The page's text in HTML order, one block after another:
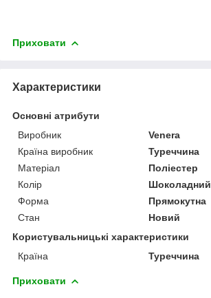
Приховати
Характеристики
Основні атрибути
Виробник
Venera
Країна виробник
Туреччина
Матеріал
Поліестер
Колір
Шоколадний
Форма
Прямокутна
Стан
Новий
Користувальницькі характеристики
Країна
Туреччина
Приховати